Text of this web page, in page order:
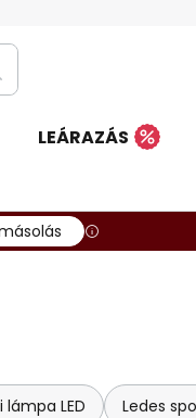
LEÁRAZÁS
lámpa LED Ledes